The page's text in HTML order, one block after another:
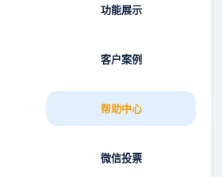
功能展示
客户案例
帮助中心
微信投票